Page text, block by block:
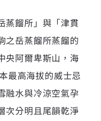
蒸餾所」與「津貫
之岳蒸餾所蒸餾的
央阿爾卑斯山，海
最高海拔的威士忌
融水與冷涼空氣孕
次分明且尾韻乾淨